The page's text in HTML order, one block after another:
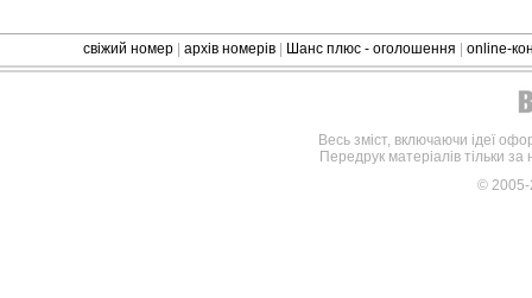
свіжий номер архів номерів Шанс плюс - оголошення online-
Весь зміст, включаючи ідеї
Передрук матеріалів тільки
©